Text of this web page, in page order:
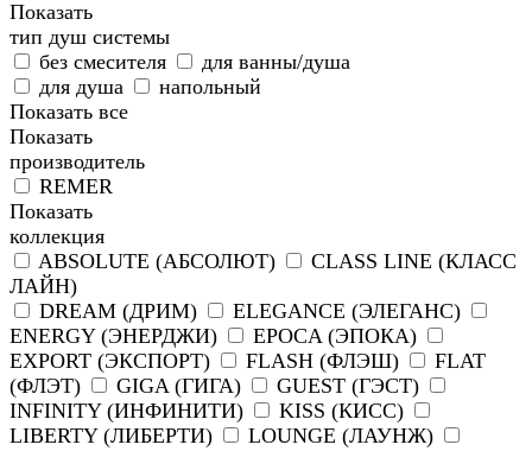
Показать
тип душ системы
без смесителя
для ванны/душа
для душа
напольный
Показать все
Показать
производитель
REMER
Показать
коллекция
ABSOLUTE (АБСОЛЮТ)
CLASS LINE (КЛАСС
ЛАЙН)
DREAM (ДРИМ)
ELEGANCE (ЭЛЕГАНС)
ENERGY (ЭНЕРДЖИ)
EPOCA (ЭПОКА)
EXPORT (ЭКСПОРТ)
FLASH (ФЛЭШ)
FLAT
(ФЛЭТ)
GIGA (ГИГА)
GUEST (ГЭСТ)
INFINITY (ИНФИНИТИ)
KISS (КИСС)
LIBERTY (ЛИБЕРТИ)
LOUNGE (ЛАУНЖ)